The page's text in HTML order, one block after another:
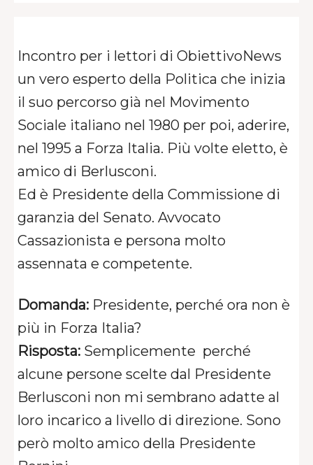
Incontro per i lettori di ObiettivoNews
un vero esperto della Politica che inizia
il suo percorso già nel Movimento
Sociale italiano nel 1980 per poi, aderire,
nel 1995 a Forza Italia. Più volte eletto, è
amico di Berlusconi.
Ed è Presidente della Commissione di
garanzia del Senato. Avvocato
Cassazionista e persona molto
assennata e competente.
Domanda: Presidente, perché ora non è
più in Forza Italia?
Risposta: Semplicemente perché
alcune persone scelte dal Presidente
Berlusconi non mi sembrano adatte al
loro incarico a livello di direzione. Sono
però molto amico della Presidente